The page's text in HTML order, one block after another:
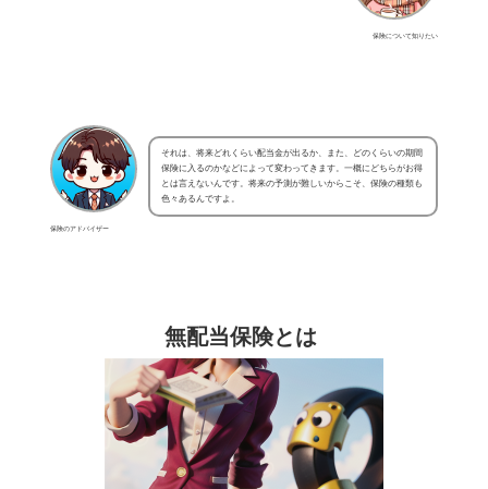
保険について知りたい
保険のアドバイザー
それは、将来どれくらい配当金が出るか、また、どのくらいの期間
保険に入るのかなどによって変わってきます。一概にどちらがお得
とは言えないんです。将来の予測が難しいからこそ、保険の種類も
色々あるんですよ。
無配当保険とは